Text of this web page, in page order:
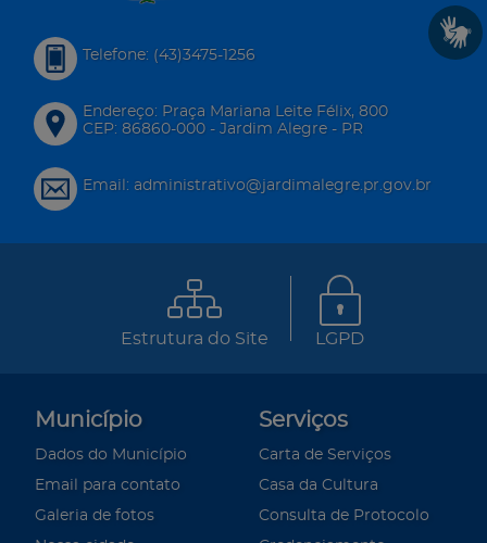
Telefone: (43)3475-1256
Endereço: Praça Mariana Leite Félix, 800
CEP: 86860-000 - Jardim Alegre - PR
Email: administrativo@jardimalegre.pr.gov.br
Estrutura do Site LGPD
Município
Dados do Município
Email para contato
Galeria de fotos
Serviços
Carta de Serviços
Casa da Cultura
Consulta de Protocolo